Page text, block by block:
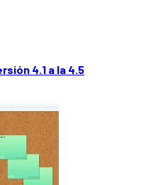
4.1 a la 4.5